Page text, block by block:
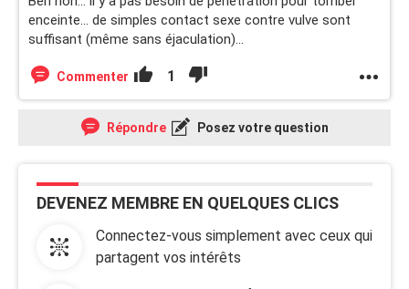
enceinte… de simples contact sexe contre vulve sont
suffisant (même sans éjaculation)…
Commenter 1
Répondre Posez votre question
DEVENEZ MEMBRE EN QUELQUES CLICS
Connectez-vous simplement avec ceux qui
partagent vos intérêts